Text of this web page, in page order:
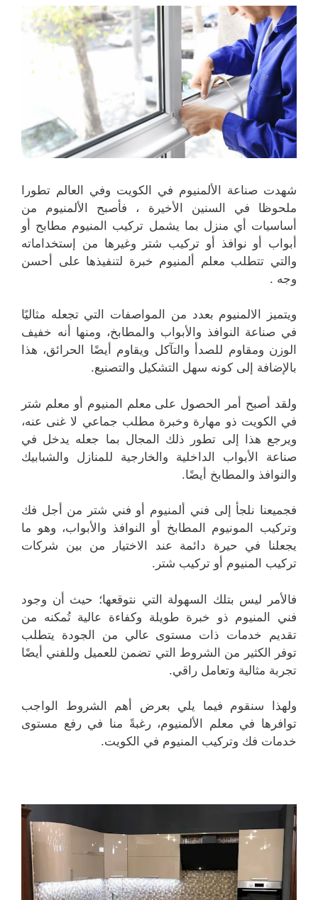
شهدت صناعة الألمنيوم في الكويت وفي العالم تطورا
ملحوظا في السنين الأخيرة ، فأصبح الألمنيوم من
أساسيات أي منزل بما يشمل تركيب المنيوم مطابح أو
أبواب أو نوافذ أو تركيب شتر وغيرها من إستخداماته
والتي تتطلب معلم ألمنيوم خبرة لتنفيذها على أحسن
وجه .
ويتميز الالمنيوم بعدد من المواصفات التي تجعله مثاليًا
في صناعة النوافذ والأبواب والمطابخ، ومنها أنه خفيف
الوزن ومقاوم للصدأ والتآكل ويقاوم أيضًا الحرائق، هذا
بالإضافة إلى كونه سهل التشكيل والتصنيع.
ولقد أصبح أمر الحصول على معلم المنيوم أو معلم شتر
في الكويت ذو مهارة وخبرة مطلب جماعي لا غنى عنه،
ويرجع هذا إلى تطور ذلك المجال بما جعله يدخل في
صناعة الأبواب الداخلية والخارجية للمنازل والشبابيك
والنوافذ والمطابخ أيضًا.
فجميعنا نلجأ إلى فني ألمنيوم أو فني شتر من أجل فك
وتركيب المونيوم المطابخ أو النوافذ والأبواب، وهو ما
يجعلنا في حيرة دائمة عند الاختيار من بين شركات
تركيب المنيوم أو تركيب شتر.
فالأمر ليس بتلك السهولة التي نتوقعها؛ حيث أن وجود
فني المنيوم ذو خبرة طويلة وكفاءة عالية تُمكنه من
تقديم خدمات ذات مستوى عالي من الجودة يتطلب
توفر الكثير من الشروط التي تضمن للعميل وللفني أيضًا
تجربة مثالية وتعامل راقي.
ولهذا سنقوم فيما يلي بعرض أهم الشروط الواجب
توافرها في معلم الألمنيوم، رغبةً منا في رفع مستوى
خدمات فك وتركيب المنيوم في الكويت.